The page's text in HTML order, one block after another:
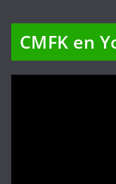
CMFK en